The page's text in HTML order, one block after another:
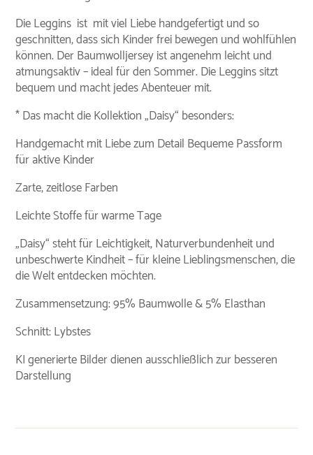
Die Leggins ist mit viel Liebe handgefertigt und so
geschnitten, dass sich Kinder frei bewegen und wohlfühlen
können. Der Baumwolljersey ist angenehm leicht und
atmungsaktiv – ideal für den Sommer. Die Leggins sitzt
bequem und macht jedes Abenteuer mit.
* Das macht die Kollektion „Daisy“ besonders:
Handgemacht mit Liebe zum Detail Bequeme Passform
für aktive Kinder
Zarte, zeitlose Farben
Leichte Stoffe für warme Tage
„Daisy“ steht für Leichtigkeit, Naturverbundenheit und
unbeschwerte Kindheit – für kleine Lieblingsmenschen, die
die Welt entdecken möchten.
Zusammensetzung: 95% Baumwolle & 5% Elasthan
Schnitt: Lybstes
KI generierte Bilder dienen ausschließlich zur besseren
Darstellung